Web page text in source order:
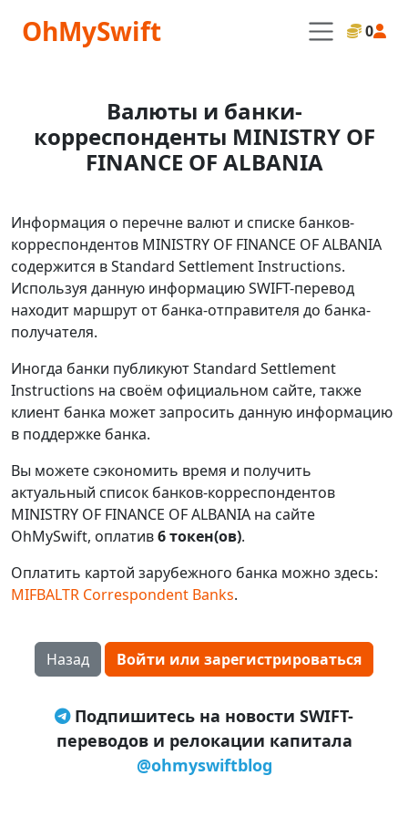
OhMySwift 0
Валюты и банки-
корреспонденты MINISTRY OF
FINANCE OF ALBANIA
Информация о перечне валют и списке банков-
корреспондентов MINISTRY OF FINANCE OF ALBANIA
содержится в Standard Settlement Instructions.
Используя данную информацию SWIFT-перевод
находит маршрут от банка-отправителя до банка-
получателя.
Иногда банки публикуют Standard Settlement
Instructions на своём официальном сайте, также
клиент банка может запросить данную информацию
в поддержке банка.
Вы можете сэкономить время и получить
актуальный список банков-корреспондентов
MINISTRY OF FINANCE OF ALBANIA на сайте
OhMySwift, оплатив6 токен(ов).
Оплатить картой зарубежного банка можно здесь:
MIFBALTR Correspondent Banks.
Назад Войти или зарегистрироваться
Подпишитесь на новости SWIFT-
переводов и релокации капитала
@ohmyswiftblog